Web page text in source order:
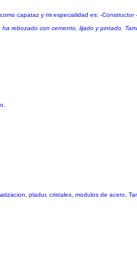
capataz y mi especialidad es: -Constructor
rebozado con cemento, lijado y pintado.
pladur, cristales, modulos de acero.